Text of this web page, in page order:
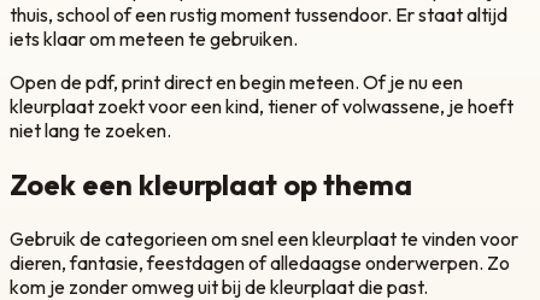
thuis, school of een rustig moment tussendoor. Er staat altijd
iets klaar om meteen te gebruiken.
Open de pdf, print direct en begin meteen. Of je nu een
kleurplaat zoekt voor een kind, tiener of volwassene, je hoeft
niet lang te zoeken.
Zoek een kleurplaat op thema
Gebruik de categorieen om snel een kleurplaat te vinden voor
dieren, fantasie, feestdagen of alledaagse onderwerpen. Zo
kom je zonder omweg uit bij de kleurplaat die past.